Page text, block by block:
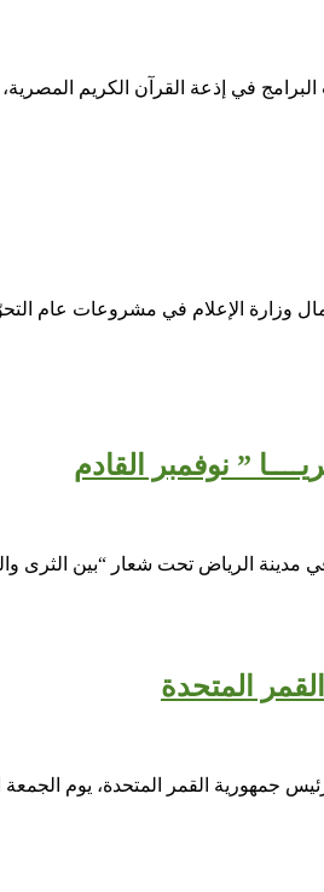
في إذعة القرآن الكريم
وزارة الإعلام في مشروعات عام
المتحدة
جمهورية القمر المتحدة، يوم